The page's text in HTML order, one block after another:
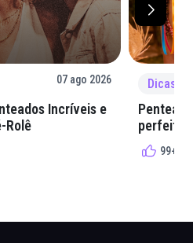
07 ago 2026
Incríveis e
Rolê
perfeita
99+